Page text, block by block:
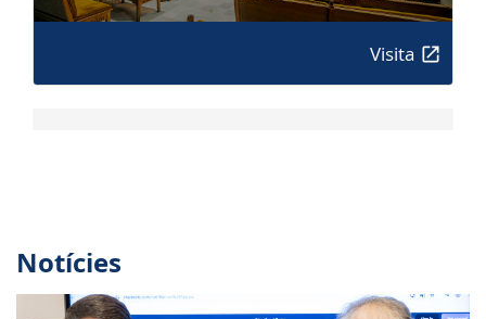
Visita
Notícies